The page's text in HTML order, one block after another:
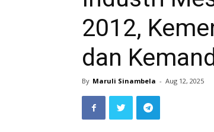
2012,
dan
By Maruli Sinambela - Aug 12, 2025